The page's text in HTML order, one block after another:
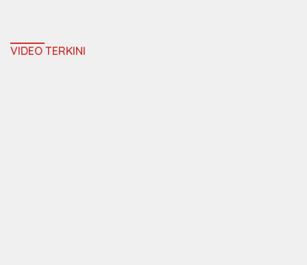
VIDEO TERKINI